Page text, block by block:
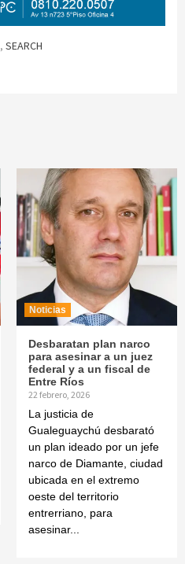
, SEARCH
Noticias
Desbaratan plan narco
para asesinar a un juez
federal y a un fiscal de
Entre Ríos
22 febrero, 2026
La justicia de
Gualeguaychú desbarató
un plan ideado por un jefe
narco de Diamante, ciudad
ubicada en el extremo
oeste del territorio
entrerriano, para
asesinar...